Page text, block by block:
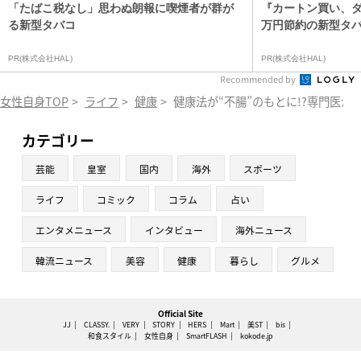
「たばこ税なし」思わぬ朗報に喫煙者が群が
る新型タバコ
PR(株式会社HAL)
『カートン買い、
万円節約の新型タ
PR(株式会社HAL)
Recommended by
女性自身TOP > ライフ > 健康 > 健康法が“不腸”のもとに!?専門医が
カテゴリー
芸能 皇室 国内 海外 スポーツ
ライフ コミック コラム 占い
エンタメニュース インタビュー 海外ニュース
韓流ニュース 美容 健康 暮らし グルメ
Official Site
JJ CLASSY. VERY STORY HERS Mart 美ST
bis
和食スタイル
女性自身 SmartFLASH kokode.jp